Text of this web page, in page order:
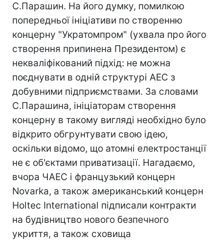
С.Парашин. На його думку, помилкою
попередньої ініціативи по створенню
концерну "Укратомпром" (ухвала про його
створення припинена Президентом) є
некваліфікований підхід: не можна
поєднувати в одній структурі АЕС з
добувними підприємствами. За словами
С.Парашина, ініціаторам створення
концерну в такому вигляді необхідно було
відкрито обгрунтувати свою ідею,
оскільки відомо, що атомні електростанції
не є об'єктами приватизації. Нагадаємо,
вчора ЧАЕС і французький концерн
Novarka, а також американський концерн
Holteс International підписали контракти
на будівництво нового безпечного
укриття, а також сховища